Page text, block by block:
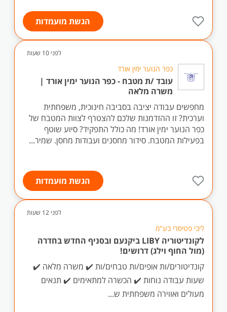
הגשת מועמדות
לפני 10 שעות
כפר הנוער ימין אורד
עובד /ת מטבח - כפר הנוער ימין אורד |
משרה מלאה
מחפשים עבודה יציבה בסביבה חינוכית, משפחתית
וערכית? זו ההזדמנות שלכם להצטרף לצוות המטבח של
כפר הנוער ימין אורד! מה כולל התפקיד? סיוע שוטף
בפעילות המטבח. סידור מחסנים ועבודות מחסן. שמיר...
הגשת מועמדות
לפני 12 שעות
ליבי פטיסרי בע"מ
לקונדיטוריה LIBY ביקנעם ובסניף החדש בחדרה
(מול החוף וילג) דרושים!
קונדיטורים/ות אופים/ות טבחים/ות ✔️ משרה מלאה ✔️
שעות עבודה נוחות ✔️ הכשרה למתאימים ✔️ תנאים
מעולים ואווירה משפחתית ש...